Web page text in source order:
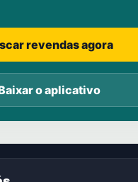
revendas agora
o aplicativo